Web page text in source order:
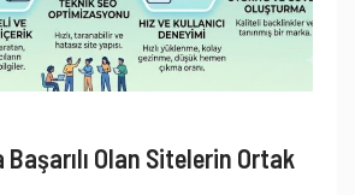
Başarılı Olan Sitelerin Ortak